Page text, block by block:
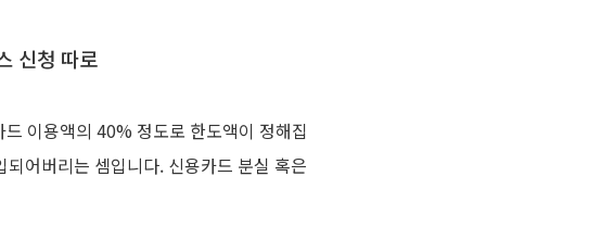
신청 따로
이용액의 40% 정도로 한도액이 정해집
어버리는 셈입니다. 신용카드 분실 혹은